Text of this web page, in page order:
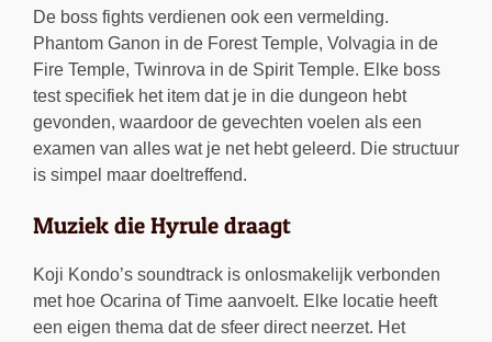
De boss fights verdienen ook een vermelding.
Phantom Ganon in de Forest Temple, Volvagia in de
Fire Temple, Twinrova in de Spirit Temple. Elke boss
test specifiek het item dat je in die dungeon hebt
gevonden, waardoor de gevechten voelen als een
examen van alles wat je net hebt geleerd. Die structuur
is simpel maar doeltreffend.
Muziek die Hyrule draagt
Koji Kondo’s soundtrack is onlosmakelijk verbonden
met hoe Ocarina of Time aanvoelt. Elke locatie heeft
een eigen thema dat de sfeer direct neerzet. Het